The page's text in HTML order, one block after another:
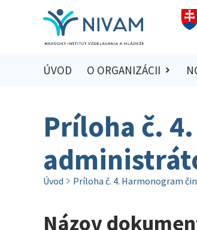
ÚVOD O ORGANIZÁCII
Príloha č.
Úvod Príloha č. 4. Harmonogram
Názov